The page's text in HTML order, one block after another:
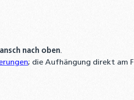
nach oben.
; die Aufhängung direkt am